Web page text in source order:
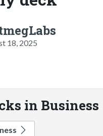
18, 2025
in Business